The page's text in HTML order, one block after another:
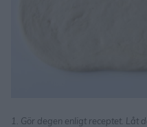
1. Gör degen enligt receptet. Låt